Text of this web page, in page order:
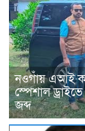
নওগাঁয় এআই
স্পেশাল ড্রাইভে
জব্দ